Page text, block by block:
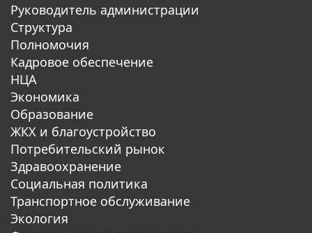
Руководитель администрации
Структура
Полномочия
Кадровое обеспечение
НЦА
Экономика
Образование
ЖКХ и благоустройство
Потребительский рынок
Здравоохранение
Социальная политика
Транспортное обслуживание
Экология